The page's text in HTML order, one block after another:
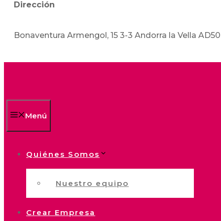
Dirección
Bonaventura Armengol, 15 3-3 Andorra la Vella
Menú
Quiénes Somos
Nuestro equipo
Crear Empresa